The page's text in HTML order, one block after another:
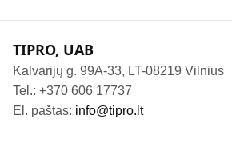
TIPRO, UAB
Kalvarijų g. 99A-33, LT-08219 Vilnius
Tel.: +370 606 17737
El. paštas: info@tipro.lt